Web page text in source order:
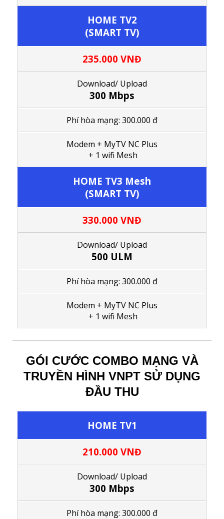
HOME TV2
(SMART TV)
235.000 VNĐ
Download/ Upload
300 Mbps
Phí hòa mạng: 300.000 đ
Modem + MyTV NC Plus
+ 1 wifi Mesh
HOME TV3 Mesh
(SMART TV)
330.000 VNĐ
Download/ Upload
500 ULM
Phí hòa mạng: 300.000 đ
Modem + MyTV NC Plus
+ 1 wifi Mesh
GÓI CƯỚC COMBO MẠNG VÀ
TRUYỀN HÌNH VNPT SỬ DỤNG
ĐẦU THU
HOME TV1
210.000 VNĐ
Download/ Upload
300 Mbps
Phí hòa mạng: 300.000 đ